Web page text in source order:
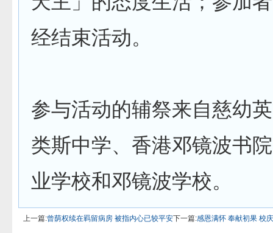
经结束活动。
参与活动的辅祭来自慈幼
类斯中学、香港邓镜波书
业学校和邓镜波学校。
上一篇:曾荫权续在羁留病房 被指内心已较平安下一篇:感恩满怀 奉献初果 校